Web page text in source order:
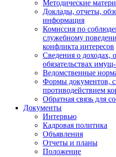
Методические
Доклады, отчеты,
информация
Комиссия по
служебному
конфликта интересов
Сведения о доходах,
обязательствах
Ведомственные
Формы документов,
противодействием
Обратная связь для
Документы
Интервью
Кадровая политика
Объявления
Отчеты и планы
Положение